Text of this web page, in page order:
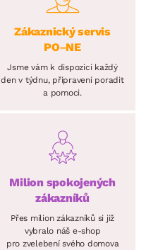
Zákaznický servis
PO–NE
Jsme vám k dispozici každý
den v týdnu, připraveni poradit
a pomoci.
Milion spokojených
zákazníků
Přes milion zákazníků si již
vybralo náš e-shop
pro zvelebení svého domova